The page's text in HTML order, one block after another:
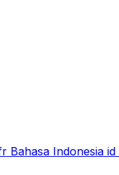
Bahasa Indonesia id